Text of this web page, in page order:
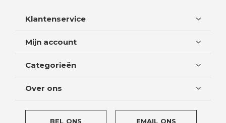
Klantenservice
Mijn account
Categorieën
Over ons
BEL ONS EMAIL ONS